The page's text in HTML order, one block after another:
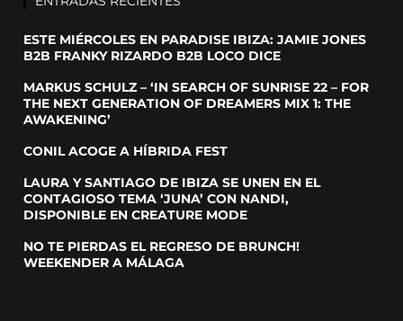
ESTE MIÉRCOLES EN PARADISE IBIZA: JAMIE JONES
B2B FRANKY RIZARDO B2B LOCO DICE
MARKUS SCHULZ – ‘IN SEARCH OF SUNRISE 22 – FOR
THE NEXT GENERATION OF DREAMERS MIX 1: THE
AWAKENING’
CONIL ACOGE A HÍBRIDA FEST
LAURA Y SANTIAGO DE IBIZA SE UNEN EN EL
CONTAGIOSO TEMA ‘JUNA’ CON NANDI,
DISPONIBLE EN CREATURE MODE
NO TE PIERDAS EL REGRESO DE BRUNCH!
WEEKENDER A MÁLAGA